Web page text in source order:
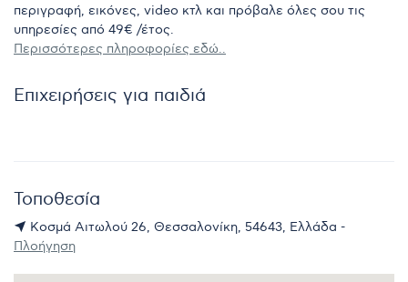
περιγραφή, εικόνες, video κτλ και πρόβαλε όλες σου τις
υπηρεσίες από 49€ /έτος.
Περισσότερες πληροφορίες εδώ..
Επιχειρήσεις για παιδιά
Τοποθεσία
Κοσμά Αιτωλού 26, Θεσσαλονίκη, 54643, Ελλάδα -
Πλοήγηση